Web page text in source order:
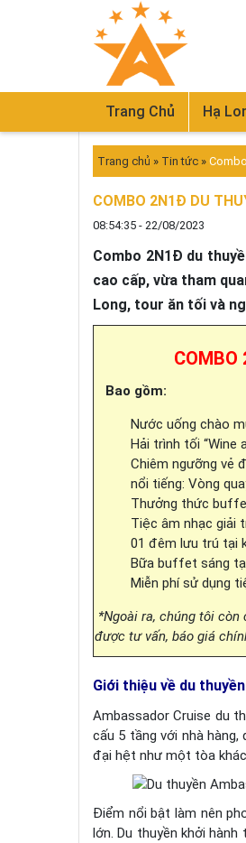
Trang Chủ Hạ
Trang chủ » Tin tức »
COMBO 2N1Đ DU
08:54:35 - 22/08/2023
Combo 2N1Đ du
cao cấp, vừa tham
Long, tour ăn tối và
COMBO
Bao gồm:
Nước uống chào
Hải trình tối “Wine
Chiêm ngưỡng vẻ
nổi tiếng: Vòng
Thưởng thức
Tiệc âm nhạc giải
01 đêm lưu trú tại
Bữa buffet sáng
Miễn phí sử dụng
*Ngoài ra, chúng tôi còn
được tư vấn, báo giá
Giới thiệu về du
Ambassador Cruise du
cấu 5 tầng với nhà hàng,
đại hệt như một tòa
Điểm nổi bật làm nên
lớn. Du thuyền khởi